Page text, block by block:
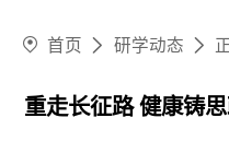
首页 研学动态
重走长征路 健康铸